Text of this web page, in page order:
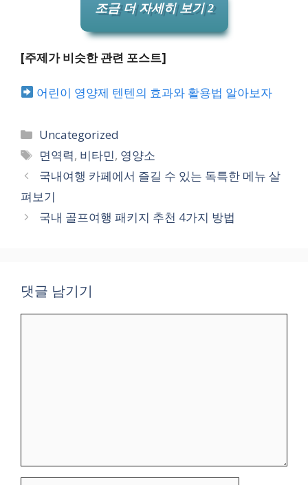
조금 더 자세히 보기 2
[주제가 비슷한 관련 포스트]
어린이 영양제 텐텐의 효과와 활용법 알아보자
카
테
리
Uncategorized
태
그
면역력, 비타민, 영양소
국내여행 카페에서 즐길 수 있는 독특한 메뉴 살
펴보기
국내 골프여행 패키지 추천 4가지 방법
댓글 남기기